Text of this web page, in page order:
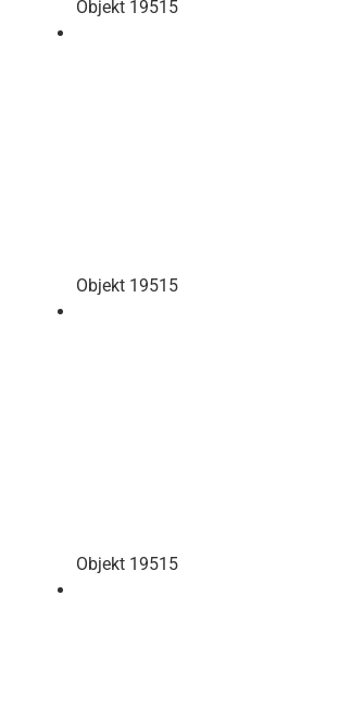
Objekt 19515
Objekt 19515
Objekt 19515